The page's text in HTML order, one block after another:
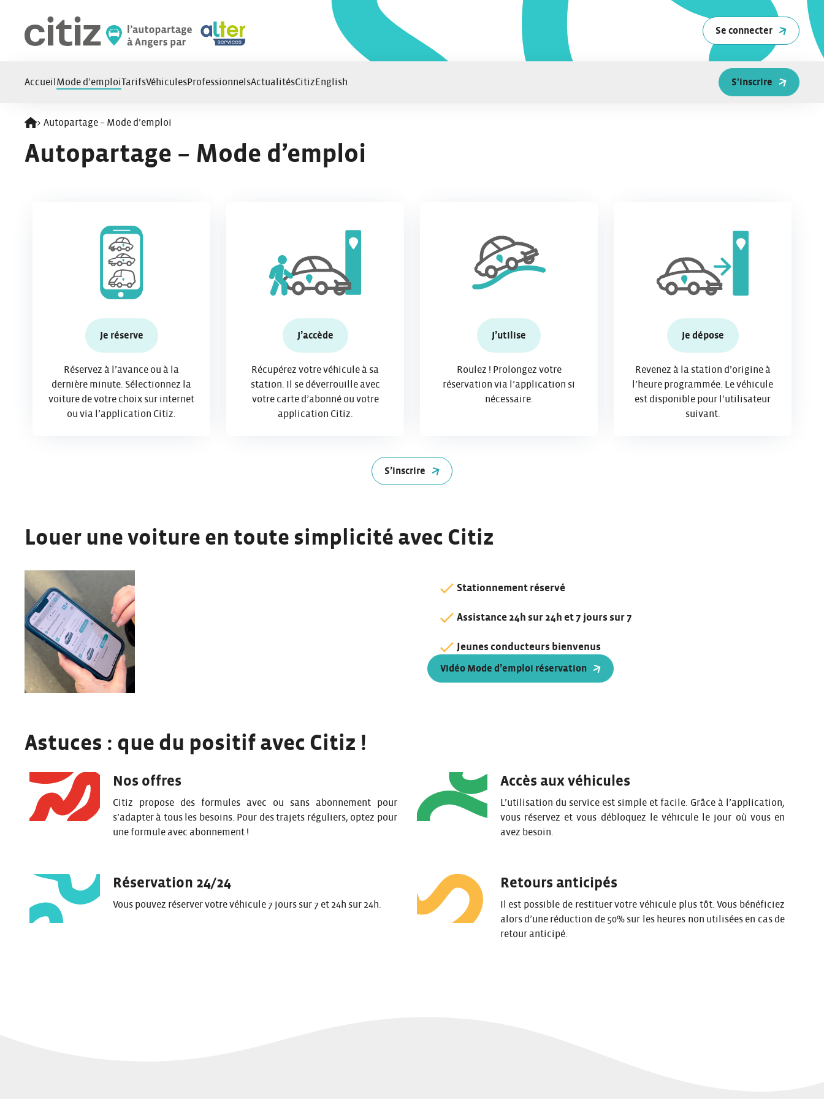
Se connecter
Accueil Mode d’emploiTarifsVéhiculesProfessionnelsActualitésCitiz English S'inscrire
Retour à l'accueil
> Autopartage – Mode d’emploi
Autopartage – Mode d’emploi
Je réserve
Réservez à l’avance ou à la
dernière minute. Sélectionnez la
voiture de votre choix sur internet
ou via l’application Citiz.
J’accède
Récupérez votre véhicule à sa
station. Il se déverrouille avec
votre carte d’abonné ou votre
application Citiz.
J’utilise
Roulez ! Prolongez votre
réservation via l’application si
nécessaire.
Je dépose
Revenez à la station d’origine à
l’heure programmée. Le véhicule
est disponible pour l’utilisateur
suivant.
S’inscrire
Louer une voiture en toute simplicité avec Citiz
Stationnement réservé
Assistance 24h sur 24h et 7 jours sur 7
Jeunes conducteurs bienvenus
Vidéo Mode d’emploi réservation
Astuces : que du positif avec Citiz !
Nos offres
Citiz propose des formules avec ou sans abonnement pour
s’adapter à tous les besoins. Pour des trajets réguliers, optez pour
une formule avec abonnement !
Accès aux véhicules
L’utilisation du service est simple et facile. Grâce à l’application,
vous réservez et vous débloquez le véhicule le jour où vous en
avez besoin.
Réservation 24/24
Vous pouvez réserver votre véhicule 7 jours sur 7 et 24h sur 24h.
Retours anticipés
Il est possible de restituer votre véhicule plus tôt. Vous bénéficiez
alors d’une réduction de 50% sur les heures non utilisées en cas de
retour anticipé.